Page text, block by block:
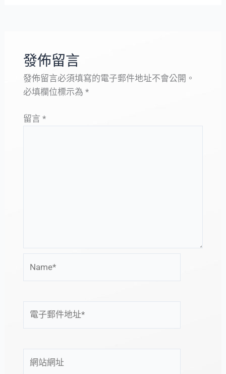
發佈留言
發佈留言必須填寫的電子郵件地址不會公開。
必填欄位標示為 *
留言 *
子
地
站